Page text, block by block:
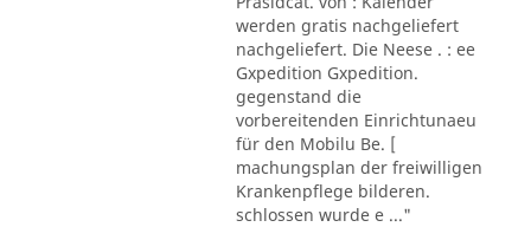
werden gratis nachgeliefert
nachgeliefert. Die Neese . : ee
Gxpedition Gxpedition.
gegenstand die
vorbereitenden Einrichtunaeu
für den Mobilu Be. [
machungsplan der freiwilligen
Krankenpflege bilderen.
schlossen wurde e ..."